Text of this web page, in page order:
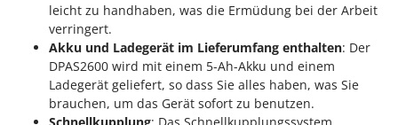
Palettengabeln für Traktoren
Pelletpressen
Pflüge für Traktor
Forest Master
Francini
G3 Ferrari
leicht zu handhaben, was die Ermüdung bei der Arbeit
verringert.
Akku und Ladegerät im Lieferumfang enthalten: Der
DPAS2600 wird mit einem 5-Ah-Akku und einem
Ladegerät geliefert, so dass Sie alles haben, was Sie
brauchen, um das Gerät sofort zu benutzen.